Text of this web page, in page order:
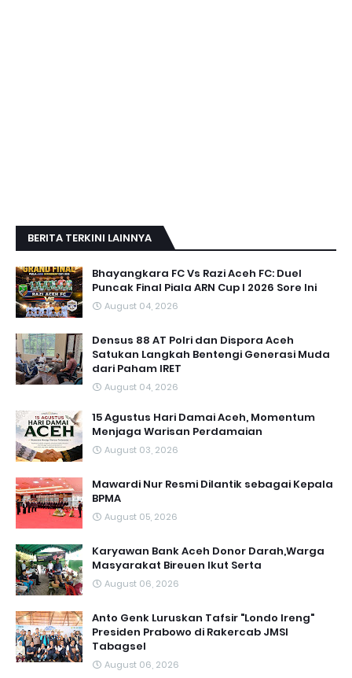
BERITA TERKINI LAINNYA
Bhayangkara FC Vs Razi Aceh FC: Duel
Puncak Final Piala ARN Cup I 2026 Sore Ini
August 04, 2026
Densus 88 AT Polri dan Dispora Aceh
Satukan Langkah Bentengi Generasi Muda
dari Paham IRET
August 04, 2026
15 Agustus Hari Damai Aceh, Momentum
Menjaga Warisan Perdamaian
August 03, 2026
Mawardi Nur Resmi Dilantik sebagai Kepala
BPMA
August 05, 2026
Karyawan Bank Aceh Donor Darah,Warga
Masyarakat Bireuen Ikut Serta
August 06, 2026
Anto Genk Luruskan Tafsir "Londo Ireng"
Presiden Prabowo di Rakercab JMSI
Tabagsel
August 06, 2026